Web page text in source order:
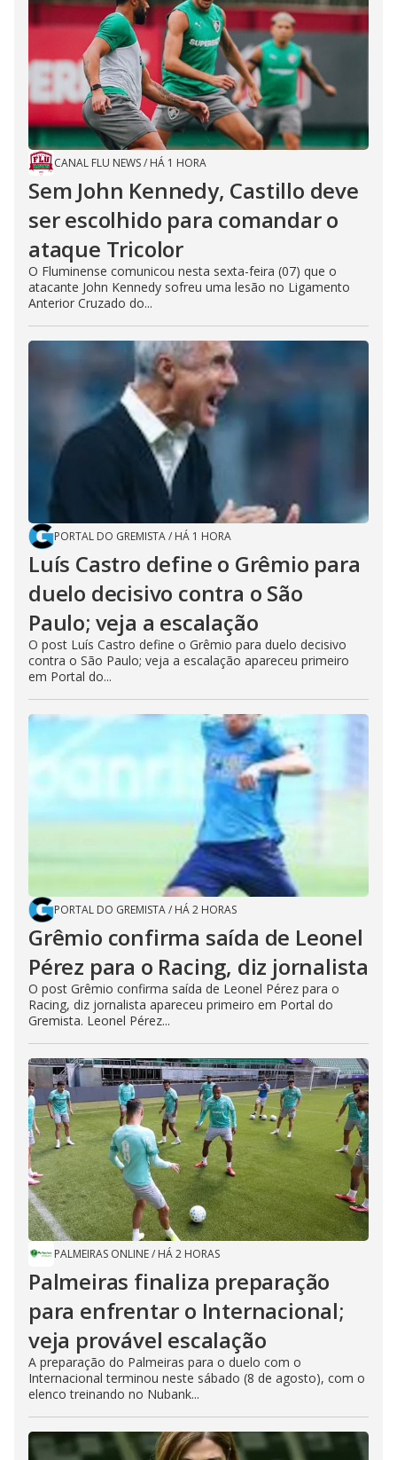
CANAL FLU NEWS/ HÁ 1 HORA
Sem John Kennedy, Castillo deve
ser escolhido para comandar o
ataque Tricolor
O Fluminense comunicou nesta sexta-feira (07) que o
atacante John Kennedy sofreu uma lesão no Ligamento
Anterior Cruzado do...
PORTAL DO GREMISTA/ HÁ 1 HORA
Luís Castro define o Grêmio para
duelo decisivo contra o São
Paulo; veja a escalação
O post Luís Castro define o Grêmio para duelo decisivo
contra o São Paulo; veja a escalação apareceu primeiro
em Portal do...
PORTAL DO GREMISTA/ HÁ 2 HORAS
Grêmio confirma saída de Leonel
Pérez para o Racing, diz jornalista
O post Grêmio confirma saída de Leonel Pérez para o
Racing, diz jornalista apareceu primeiro em Portal do
Gremista. Leonel Pérez...
PALMEIRAS ONLINE/ HÁ 2 HORAS
Palmeiras finaliza preparação
para enfrentar o Internacional;
veja provável escalação
A preparação do Palmeiras para o duelo com o
Internacional terminou neste sábado (8 de agosto), com o
elenco treinando no Nubank...